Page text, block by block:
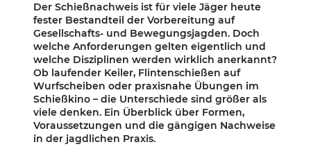
Der Schießnachweis ist für viele Jäger heute
fester Bestandteil der Vorbereitung auf
Gesellschafts- und Bewegungsjagden. Doch
welche Anforderungen gelten eigentlich und
welche Disziplinen werden wirklich anerkannt?
Ob laufender Keiler, Flintenschießen auf
Wurfscheiben oder praxisnahe Übungen im
Schießkino – die Unterschiede sind größer als
viele denken. Ein Überblick über Formen,
Voraussetzungen und die gängigen Nachweise
in der jagdlichen Praxis.